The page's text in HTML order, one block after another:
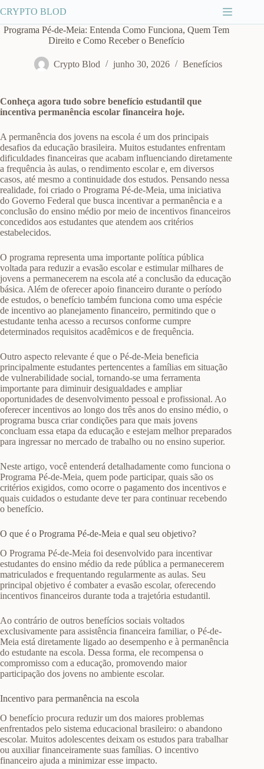
para
o
conteúdo
CRYPTO BLOD
Programa Pé-de-Meia: Entenda Como Funciona, Quem Tem
Direito e Como Receber o Benefício
Crypto Blod junho 30, 2026 Benefícios
Conheça agora tudo sobre benefício estudantil que
incentiva permanência escolar financeira hoje.
A permanência dos jovens na escola é um dos principais
desafios da educação brasileira. Muitos estudantes enfrentam
dificuldades financeiras que acabam influenciando diretamente
a frequência às aulas, o rendimento escolar e, em diversos
casos, até mesmo a continuidade dos estudos. Pensando nessa
realidade, foi criado o Programa Pé-de-Meia, uma iniciativa
do Governo Federal que busca incentivar a permanência e a
conclusão do ensino médio por meio de incentivos financeiros
concedidos aos estudantes que atendem aos critérios
estabelecidos.
O programa representa uma importante política pública
voltada para reduzir a evasão escolar e estimular milhares de
jovens a permanecerem na escola até a conclusão da educação
básica. Além de oferecer apoio financeiro durante o período
de estudos, o benefício também funciona como uma espécie
de incentivo ao planejamento financeiro, permitindo que o
estudante tenha acesso a recursos conforme cumpre
determinados requisitos acadêmicos e de frequência.
Outro aspecto relevante é que o Pé-de-Meia beneficia
principalmente estudantes pertencentes a famílias em situação
de vulnerabilidade social, tornando-se uma ferramenta
importante para diminuir desigualdades e ampliar
oportunidades de desenvolvimento pessoal e profissional. Ao
oferecer incentivos ao longo dos três anos do ensino médio, o
programa busca criar condições para que mais jovens
concluam essa etapa da educação e estejam melhor preparados
para ingressar no mercado de trabalho ou no ensino superior.
Neste artigo, você entenderá detalhadamente como funciona o
Programa Pé-de-Meia, quem pode participar, quais são os
critérios exigidos, como ocorre o pagamento dos incentivos e
quais cuidados o estudante deve ter para continuar recebendo
o benefício.
O que é o Programa Pé-de-Meia e qual seu objetivo?
O Programa Pé-de-Meia foi desenvolvido para incentivar
estudantes do ensino médio da rede pública a permanecerem
matriculados e frequentando regularmente as aulas. Seu
principal objetivo é combater a evasão escolar, oferecendo
incentivos financeiros durante toda a trajetória estudantil.
Ao contrário de outros benefícios sociais voltados
exclusivamente para assistência financeira familiar, o Pé-de-
Meia está diretamente ligado ao desempenho e à permanência
do estudante na escola. Dessa forma, ele recompensa o
compromisso com a educação, promovendo maior
participação dos jovens no ambiente escolar.
Incentivo para permanência na escola
O benefício procura reduzir um dos maiores problemas
enfrentados pelo sistema educacional brasileiro: o abandono
escolar. Muitos adolescentes deixam os estudos para trabalhar
ou auxiliar financeiramente suas famílias. O incentivo
financeiro ajuda a minimizar esse impacto.